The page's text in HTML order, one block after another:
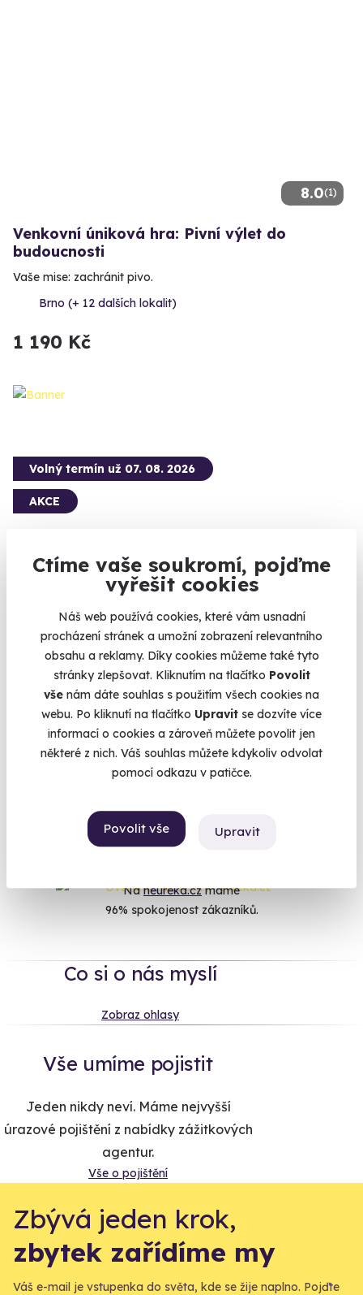
Ctíme vaše soukromí, pojďme
vyřešit cookies
Náš web používá cookies, které vám usnadní
procházení stránek a umožní zobrazení relevantního
obsahu a reklamy. Díky cookies můžeme také tyto
stránky zlepšovat. Kliknutím na tlačítko Povolit
vše nám dáte souhlas s použitím všech cookies na
webu. Po kliknutí na tlačítko Upravit se dozvíte více
informací o cookies a zároveň můžete povolit jen
některé z nich. Váš souhlas můžete kdykoliv odvolat
pomocí odkazu v patičce.
Povolit vše Upravit
8.0(1)
Venkovní úniková hra: Pivní výlet do
budoucnosti
Vaše mise: zachránit pivo.
Brno (+ 12 dalších lokalit)
1 190 Kč
Volný termín už 07. 08. 2026
AKCE
Let balónem
Dechberoucí výhled a nezapomenutelný zážitek
Bouzov (+ 40 dalších lokalit)
3 490 Kč
2 590 Kč
Zobrazit zážitky na mapě
Naheureka.czmáme
96% spokojenost zákazníků.
Co si o nás myslí
Zobraz ohlasy
Vše umíme pojistit
Jeden nikdy neví. Máme nejvyšší
úrazové pojištění z nabídky zážitkových
agentur.
Vše o pojištění
Zbývá jeden krok,
zbytek zařídíme my
Váš e-mail je vstupenka do světa, kde se žije naplno. Pojďte